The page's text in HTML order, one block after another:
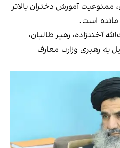
آموزش دختران بالاتر
است.
آخندزاده، رهبر طالبان،
به رهبری وزارت معارف